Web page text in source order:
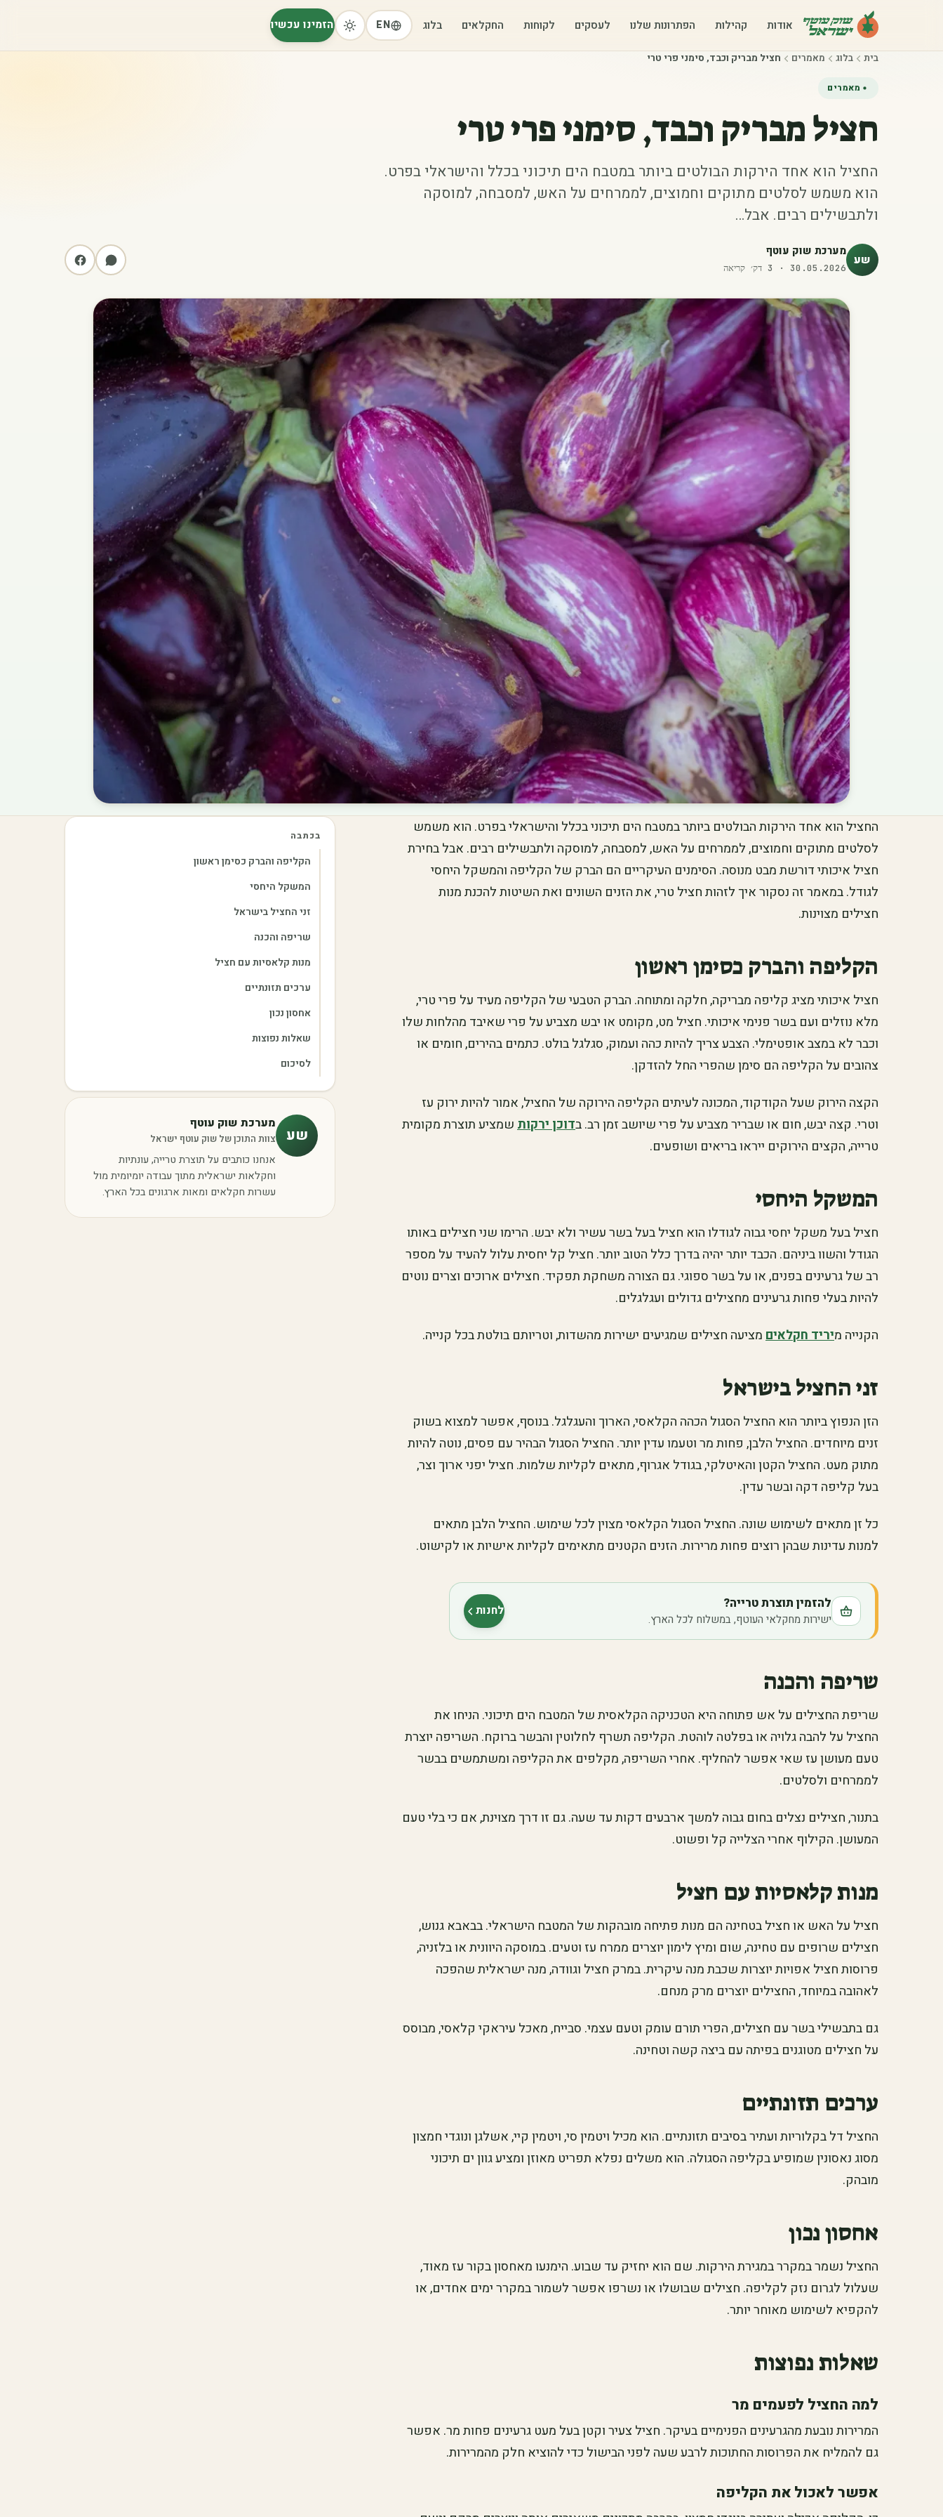
אודות קהילות הפתרונות שלנו לעסקים לקוחות החקלאים בלוג EN הזמינו עכשיו
בית בלוג מאמרים חציל מבריק וכבד, סימני פרי טרי
מאמרים
חציל מבריק וכבד, סימני פרי טרי
החציל הוא אחד הירקות הבולטים ביותר במטבח הים תיכוני בכלל והישראלי בפרט.
הוא משמש לסלטים מתוקים וחמוצים, לממרחים על האש, למסבחה, למוסקה
ולתבשילים רבים. אבל…
שע מערכת שוק עוטף
30.05.2026
·
3 דק׳ קריאה
החציל הוא אחד הירקות הבולטים ביותר במטבח הים תיכוני בכלל והישראלי בפרט. הוא משמש
לסלטים מתוקים וחמוצים, לממרחים על האש, למסבחה, למוסקה ולתבשילים רבים. אבל בחירת
חציל איכותי דורשת מבט מנוסה. הסימנים העיקריים הם הברק של הקליפה והמשקל היחסי
לגודל. במאמר זה נסקור איך לזהות חציל טרי, את הזנים השונים ואת השיטות להכנת מנות
חצילים מצוינות.
הקליפה והברק כסימן ראשון
חציל איכותי מציג קליפה מבריקה, חלקה ומתוחה. הברק הטבעי של הקליפה מעיד על פרי טרי,
מלא נוזלים ועם בשר פנימי איכותי. חציל מט, מקומט או יבש מצביע על פרי שאיבד מהלחות שלו
וכבר לא במצב אופטימלי. הצבע צריך להיות כהה ועמוק, סגלגל בולט. כתמים בהירים, חומים או
צהובים על הקליפה הם סימן שהפרי החל להזדקן.
הקצה הירוק שעל הקודקוד, המכונה לעיתים הקליפה הירוקה של החציל, אמור להיות ירוק עז
וטרי. קצה יבש, חום או שבריר מצביע על פרי שיושב זמן רב. בדוכן ירקותשמציע תוצרת מקומית
טרייה, הקצים הירוקים ייראו בריאים ושופעים.
המשקל היחסי
חציל בעל משקל יחסי גבוה לגודלו הוא חציל בעל בשר עשיר ולא יבש. הרימו שני חצילים באותו
הגודל והשוו ביניהם. הכבד יותר יהיה בדרך כלל הטוב יותר. חציל קל יחסית עלול להעיד על מספר
רב של גרעינים בפנים, או על בשר ספוגי. גם הצורה משחקת תפקיד. חצילים ארוכים וצרים נוטים
להיות בעלי פחות גרעינים מחצילים גדולים ועגלגלים.
הקנייה מיריד חקלאיםמציעה חצילים שמגיעים ישירות מהשדות, וטריותם בולטת בכל קנייה.
זני החציל בישראל
הזן הנפוץ ביותר הוא החציל הסגול הכהה הקלאסי, הארוך והעגלגל. בנוסף, אפשר למצוא בשוק
זנים מיוחדים. החציל הלבן, פחות מר וטעמו עדין יותר. החציל הסגול הבהיר עם פסים, נוטה להיות
מתוק מעט. החציל הקטן והאיטלקי, בגודל אגרוף, מתאים לקליות שלמות. חציל יפני ארוך וצר,
בעל קליפה דקה ובשר עדין.
כל זן מתאים לשימוש שונה. החציל הסגול הקלאסי מצוין לכל שימוש. החציל הלבן מתאים
למנות עדינות שבהן רוצים פחות מרירות. הזנים הקטנים מתאימים לקליות אישיות או לקישוט.
להזמין תוצרת טרייה?
ישירות מחקלאי העוטף, במשלוח לכל הארץ.
לחנות(נפתח בלשונית חדשה)
שריפה והכנה
שריפת החצילים על אש פתוחה היא הטכניקה הקלאסית של המטבח הים תיכוני. הניחו את
החציל על להבה גלויה או בפלטה לוהטת. הקליפה תשרף לחלוטין והבשר ברוקח. השריפה יוצרת
טעם מעושן עז שאי אפשר להחליף. אחרי השריפה, מקלפים את הקליפה ומשתמשים בבשר
לממרחים ולסלטים.
בתנור, חצילים נצלים בחום גבוה למשך ארבעים דקות עד שעה. גם זו דרך מצוינת, אם כי בלי טעם
המעושן. הקילוף אחרי הצלייה קל ופשוט.
מנות קלאסיות עם חציל
חציל על האש או חציל בטחינה הם מנות פתיחה מובהקות של המטבח הישראלי. בבאבא גנוש,
חצילים שרופים עם טחינה, שום ומיץ לימון יוצרים ממרח עז וטעים. במוסקה היוונית או בלזניה,
פרוסות חציל אפויות יוצרות שכבת מנה עיקרית. במרק חציל וגוודה, מנה ישראלית שהפכה
לאהובה במיוחד, החצילים יוצרים מרק מנחם.
גם בתבשילי בשר עם חצילים, הפרי תורם עומק וטעם עצמי. סבייח, מאכל עיראקי קלאסי, מבוסס
על חצילים מטוגנים בפיתה עם ביצה קשה וטחינה.
ערכים תזונתיים
החציל דל בקלוריות ועתיר בסיבים תזונתיים. הוא מכיל ויטמין סי, ויטמין קיי, אשלגן ונוגדי חמצון
מסוג נאסונין שמופיע בקליפה הסגולה. הוא משלים נפלא תפריט מאוזן ומציע גוון ים תיכוני
מובהק.
אחסון נכון
החציל נשמר במקרר במגירת הירקות. שם הוא יחזיק עד שבוע. הימנעו מאחסון בקור עז מאוד,
שעלול לגרום נזק לקליפה. חצילים שבושלו או נשרפו אפשר לשמור במקרר ימים אחדים, או
להקפיא לשימוש מאוחר יותר.
שאלות נפוצות
למה החציל לפעמים מר
המרירות נובעת מהגרעינים הפנימיים בעיקר. חציל צעיר וקטן בעל מעט גרעינים פחות מר. אפשר
גם להמליח את הפרוסות החתוכות לרבע שעה לפני הבישול כדי להוציא חלק מהמרירות.
אפשר לאכול את הקליפה
בכתבה
הקליפה והברק כסימן ראשון
המשקל היחסי
זני החציל בישראל
שריפה והכנה
מנות קלאסיות עם חציל
ערכים תזונתיים
אחסון נכון
שאלות נפוצות
לסיכום
שע
מערכת שוק עוטף
צוות התוכן של שוק עוטף ישראל
אנחנו כותבים על תוצרת טרייה, עונתיות
וחקלאות ישראלית מתוך עבודה יומיומית מול
עשרות חקלאים ומאות ארגונים בכל הארץ.